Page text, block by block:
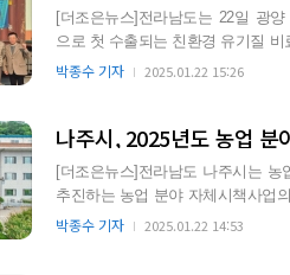
[더조은뉴스]전라남도는 22일 광
으로 첫 수출되는 친환경 유기질 비료 ‘소수나다
지사가 이끈 경제사절단이 …
박종수 기자 2025.01.22 15:26
나주시, 2025년도 농업 분
[더조은뉴스]전라남도 나주시는
추진하는 농업 분야 자체시책사업의
장은 더 많은 농업인들이…
박종수 기자 2025.01.22 14:53